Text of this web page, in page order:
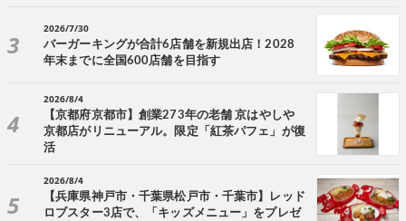
2026/7/30
バーガーキングが合計6店舗を新規出店！2028
年末までに全国600店舗を目指す
2026/8/4
【京都府京都市】創業273年の老舗 京はやしや
京都店がリニューアル。限定「紅茶パフェ」が復
活
2026/8/4
【兵庫県神戸市・千葉県松戸市・千葉市】レッド
ロブスター3店で、「キッズメニュー」をプレゼ